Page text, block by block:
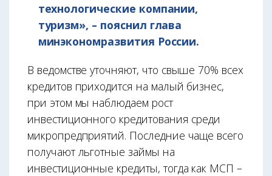
технологические компании,
туризм», – пояснил глава
минэкономразвития России.
В ведомстве уточняют, что свыше 70% всех
кредитов приходится на малый бизнес,
при этом мы наблюдаем рост
инвестиционного кредитования среди
микропредприятий. Последние чаще всего
получают льготные займы на
инвестиционные кредиты, тогда как МСП –